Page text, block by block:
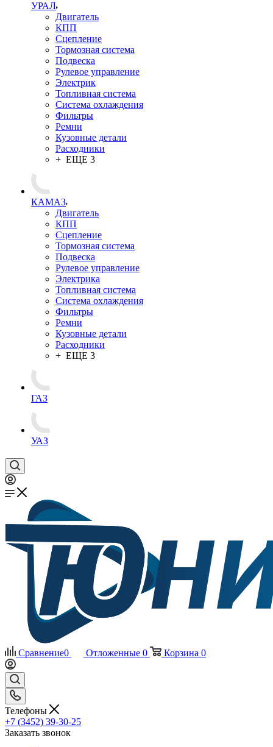
УРАЛ
Двигатель
КПП
Сцепление
Тормозная система
Подвеска
Рулевое управление
Электрик
Топливная система
Система охлаждения
Фильтры
Ремни
Кузовные детали
Расходники
+ ЕЩЕ 3
КАМАЗ
Двигатель
КПП
Сцепление
Тормозная система
Подвеска
Рулевое управление
Электрика
Топливная система
Система охлаждения
Фильтры
Ремни
Кузовные детали
Расходники
+ ЕЩЕ 3
ГАЗ
УАЗ
Сравнение0 Отложенные 0 Корзина 0
Телефоны
+7 (3452) 39-30-25
Заказать звонок